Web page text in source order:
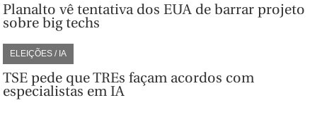
Planalto vê tentativa dos EUA de barrar projeto
sobre big techs
ELEIÇÕES / IA
TSE pede que TREs façam acordos com
especialistas em IA